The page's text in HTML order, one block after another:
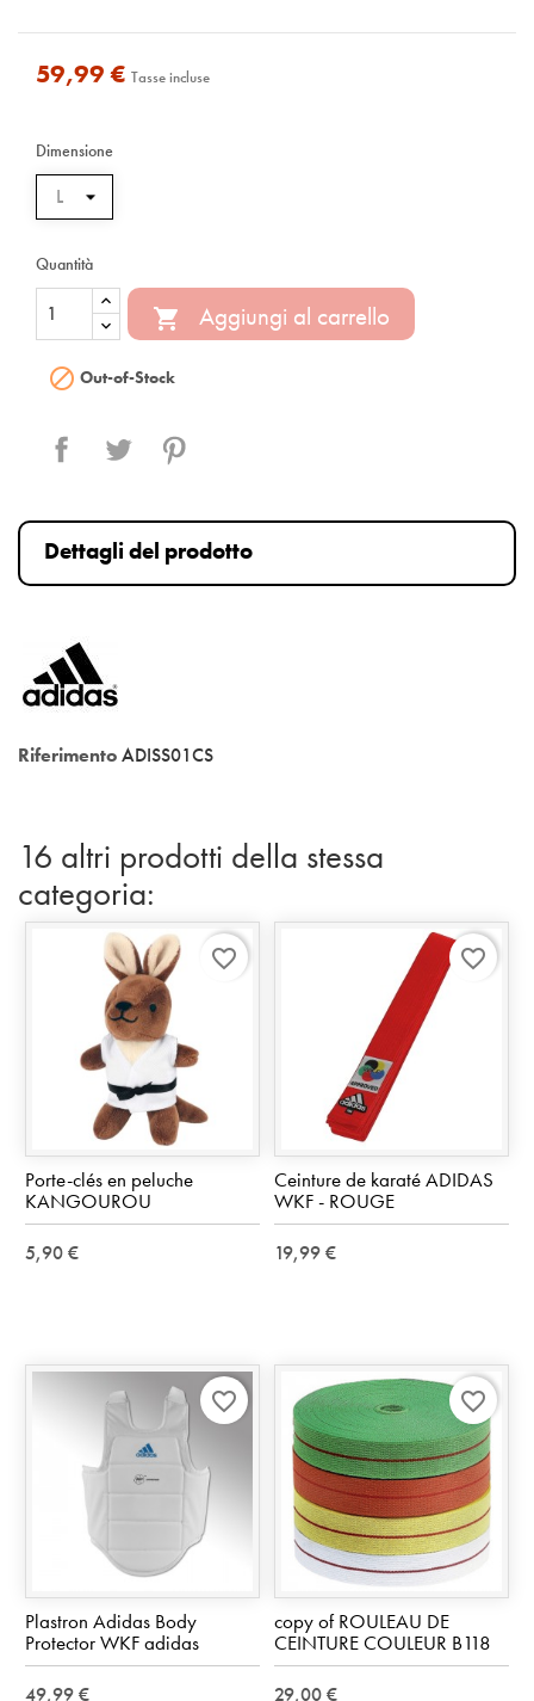
59,99 € Tasse incluse
Dimensione
Quantità
 Aggiungi al carrello
 Out-of-Stock
Condividi Twitta
Dettagli del prodotto
RiferimentoADISS01CS
16 altri prodotti della stessa
categoria:
Porte-clés en peluche
KANGOUROU
5,90 €
favorite_border
Ceinture de karaté ADIDAS
WKF - ROUGE
19,99 €
favorite_border
Plastron Adidas Body
Protector WKF adidas
49,99 €
favorite_border
copy of ROULEAU DE
CEINTURE COULEUR B118
29,00 €
favorite_border